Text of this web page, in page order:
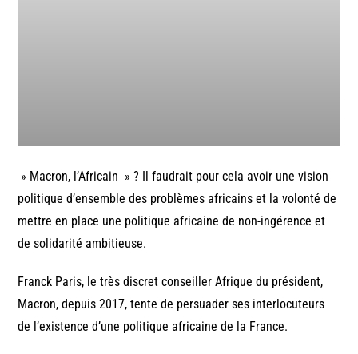
» Macron, l’Africain » ? Il faudrait pour cela avoir une vision
politique d’ensemble des problèmes africains et la volonté de
mettre en place une politique africaine de non-ingérence et
de solidarité ambitieuse.
Franck Paris, le très discret conseiller Afrique du président,
Macron, depuis 2017, tente de persuader ses interlocuteurs
de l’existence d’une politique africaine de la France.